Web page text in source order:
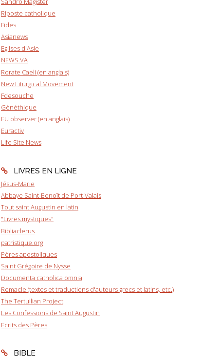
Riposte catholique
Fides
Asianews
Eglises d'Asie
NEWS.VA
Rorate Caeli (en anglais)
New Liturgical Movement
Fdesouche
Gènéthique
EU observer (en anglais)
Euractiv
Life Site News
LIVRES EN LIGNE
Jésus-Marie
Abbaye Saint-Benoît de Port-Valais
Tout saint Augustin en latin
"Livres mystiques"
Bibliaclerus
patristique.org
Pères apostoliques
Saint Grégoire de Nysse
Documenta catholica omnia
Remacle (textes et traductions d'auteurs grecs et latins, etc.)
The Tertullian Project
Les Confessions de Saint Augustin
Ecrits des Pères
BIBLE